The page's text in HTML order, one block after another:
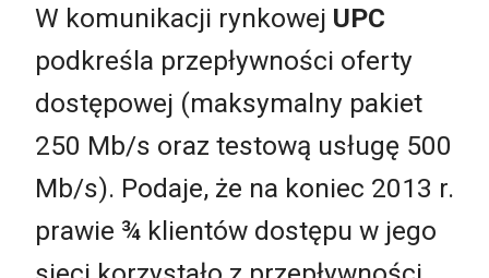
W komunikacji rynkowej UPC
podkreśla przepływności oferty
dostępowej (maksymalny pakiet
250 Mb/s oraz testową usługę 500
Mb/s). Podaje, że na koniec 2013 r.
prawie ¾ klientów dostępu w jego